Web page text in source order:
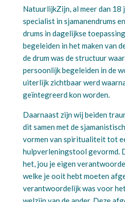
NatuurlijkZijn, al meer dan 18
specialist in sjamanendrums
drums in dagelijkse
begeleiden in het maken van
de drum was de structuur
persoonlijk begeleiden in de
uiterlijk zichtbaar werd
geïntegreerd kon worden.
Daarnaast zijn wij beiden
dit samen met de
vormen van spiritualiteit tot
hulpverleningstool gevormd.
het, jou je eigen
welke je ooit hebt moeten
verantwoordelijk was voor